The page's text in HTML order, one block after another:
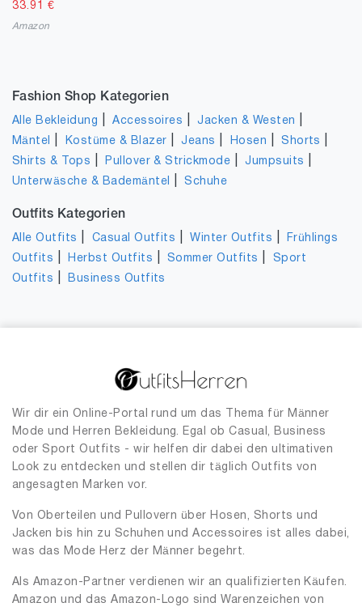
33.91 €
Amazon
Fashion Shop Kategorien
Alle Bekleidung |Accessoires |Jacken & Westen
Mäntel Kostüme & Blazer |Jeans Hosen |Shorts
Shirts & Tops Pullover & Strickmode |Jumpsuits
Unterwäsche & Bademäntel |Schuhe
Outfits Kategorien
Alle Outfits Casual Outfits |Winter Outfits
Frühlings
Outfits
Herbst Outfits Sommer Outfits
Sport
Outfits
Business Outfits
Wir dir ein Online-Portal rund um das Thema für Männer
Mode und Herren Bekleidung. Egal ob Casual, Business
oder Sport Outfits - wir helfen dir dabei den ultimativen
Look zu entdecken und stellen dir täglich Outfits von
angesagten Marken vor.
Von Oberteilen und Pullovern über Hosen, Shorts und
Jacken bis hin zu Schuhen und Accessoires ist alles dabei,
was das Mode Herz der Männer begehrt.
Als Amazon-Partner verdienen wir an qualifizierten Käufen.
Amazon und das Amazon-Logo sind Warenzeichen von